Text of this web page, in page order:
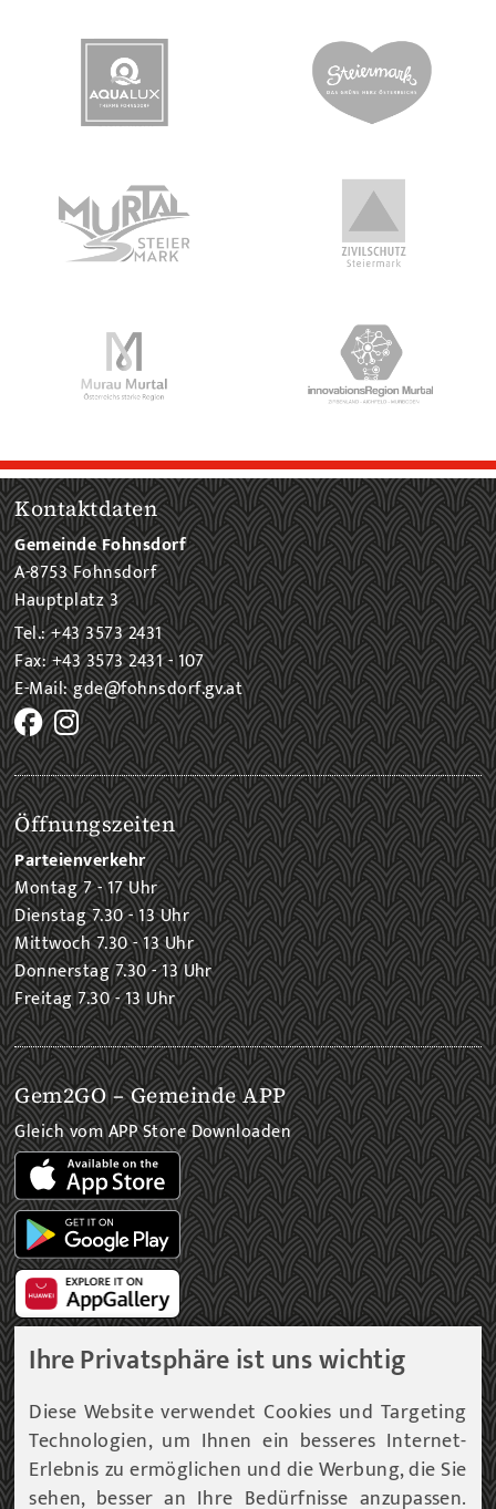
Ihre Privatsphäre ist uns wichtig
Diese Website verwendet Cookies und Targeting
Technologien, um Ihnen ein besseres Internet-
Erlebnis zu ermöglichen und die Werbung, die Sie
sehen, besser an Ihre Bedürfnisse anzupassen.
Kontaktdaten
Gemeinde Fohnsdorf
A-8753 Fohnsdorf
Hauptplatz 3
Tel.: +43 3573 2431
Fax: +43 3573 2431 - 107
E-Mail: gde@fohnsdorf.gv.at
Öffnungszeiten
Parteienverkehr
Montag 7 - 17 Uhr
Dienstag 7.30 - 13 Uhr
Mittwoch 7.30 - 13 Uhr
Donnerstag 7.30 - 13 Uhr
Freitag 7.30 - 13 Uhr
Gem2GO – Gemeinde APP
Gleich vom APP Store Downloaden
Gemeinde Newsletter
Immer am aktuellsten Informationsstand!
Unser Infoservice liefert Ihnen, in periodischen